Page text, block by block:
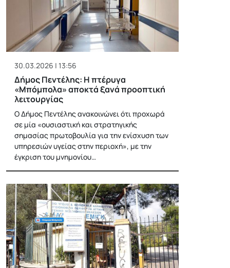
30.03.2026 | 13:56
Δήμος Πεντέλης: Η πτέρυγα
«Μπόμπολα» αποκτά ξανά προοπτική
λειτουργίας
Ο Δήμος Πεντέλης ανακοινώνει ότι προχωρά
σε μία «ουσιαστική και στρατηγικής
σημασίας πρωτοβουλία για την ενίσχυση των
υπηρεσιών υγείας στην περιοχή», με την
έγκριση του μνημονίου…